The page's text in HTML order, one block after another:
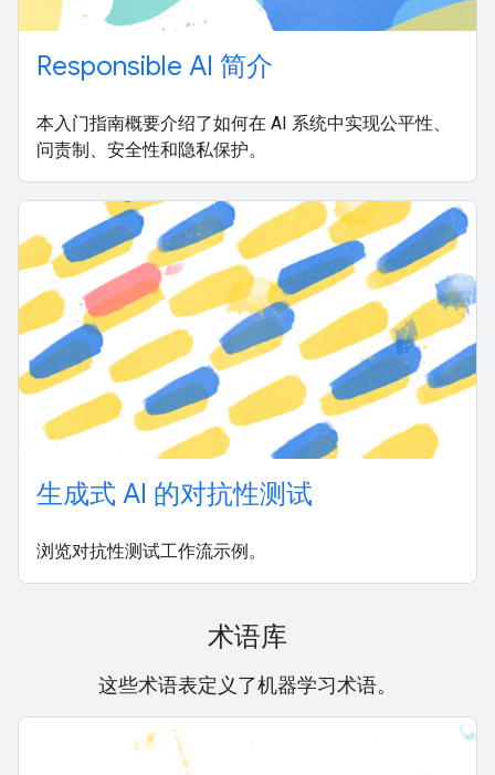
Responsible AI 简介
本入门指南概要介绍了如何在 AI 系统中实现公平性、
问责制、安全性和隐私保护。
生成式 AI 的对抗性测试
浏览对抗性测试工作流示例。
术语库
这些术语表定义了机器学习术语。